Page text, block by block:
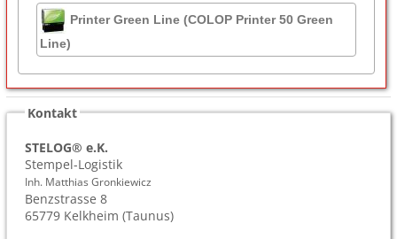
Printer Green Line (COLOP Printer 50 Green
Line)
Kontakt
STELOG® e.K.
Stempel-Logistik
Inh. Matthias Gronkiewicz
Benzstrasse 8
65779 Kelkheim (Taunus)